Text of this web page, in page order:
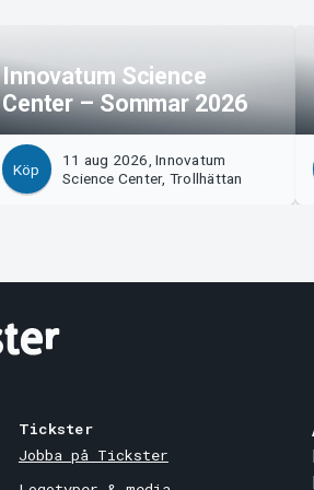
Innovatum Science
Center – Sommar 2026
Köp
11 aug 2026, Innovatum
Science Center, Trollhättan
Tickster
Jobba på Tickster